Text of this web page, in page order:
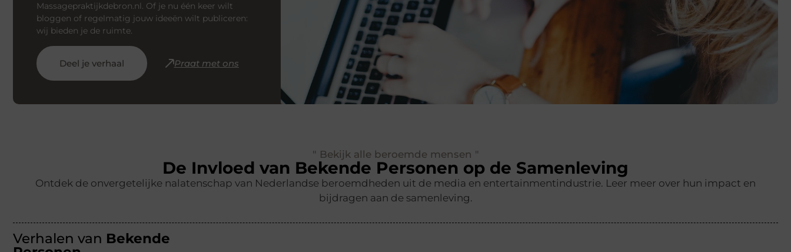
Massagepraktijkdebron.nl. Of je nu één keer wilt
bloggen of regelmatig jouw ideeën wilt publiceren:
wij bieden je de ruimte.
Deel je verhaal Praat met ons
" Bekijk alle beroemde mensen "
De Invloed van Bekende Personen op de Samenleving
Ontdek de onvergetelijke nalatenschap van Nederlandse beroemdheden uit de media en entertainmentindustrie. Leer meer over hun impact en
bijdragen aan de samenleving.
Verhalen van Bekende